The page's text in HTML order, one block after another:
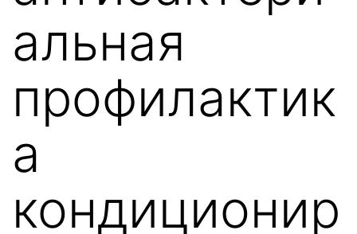
альная
профилактик
а
кондиционир